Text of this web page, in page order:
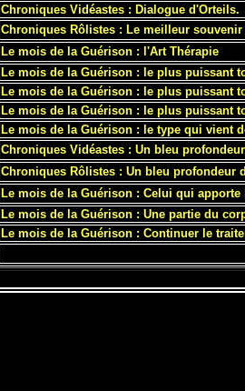
Chroniques Vidéastes : Dialogue d'Orteils.
Chroniques Rôlistes : Le meilleur
Le mois de la Guérison : l'Art Thérapie
Le mois de la Guérison : le plus puissant
Le mois de la Guérison : le plus puissant
Le mois de la Guérison : le plus puissant
Le mois de la Guérison : le type qui vient
Chroniques Vidéastes : Un bleu
Chroniques Rôlistes : Un bleu profondeur
Le mois de la Guérison : Celui qui apporte
Le mois de la Guérison : Une partie du
Le mois de la Guérison : Continuer le